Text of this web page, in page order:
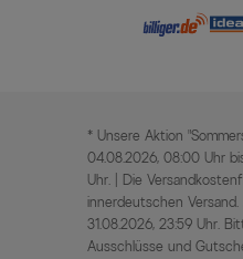
* Unsere Aktion
04.08.2026, 08:00 Uhr
Uhr. | Die
innerdeutschen
31.08.2026, 23:59 Uhr.
Ausschlüsse und